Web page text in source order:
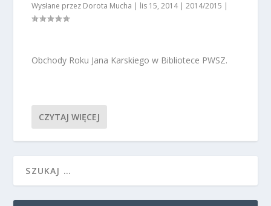
Wysłane przez Dorota Mucha | lis 15, 2014|2014/2015 |
Obchody Roku Jana Karskiego w Bibliotece PWSZ.
CZYTAJ WIĘCEJ